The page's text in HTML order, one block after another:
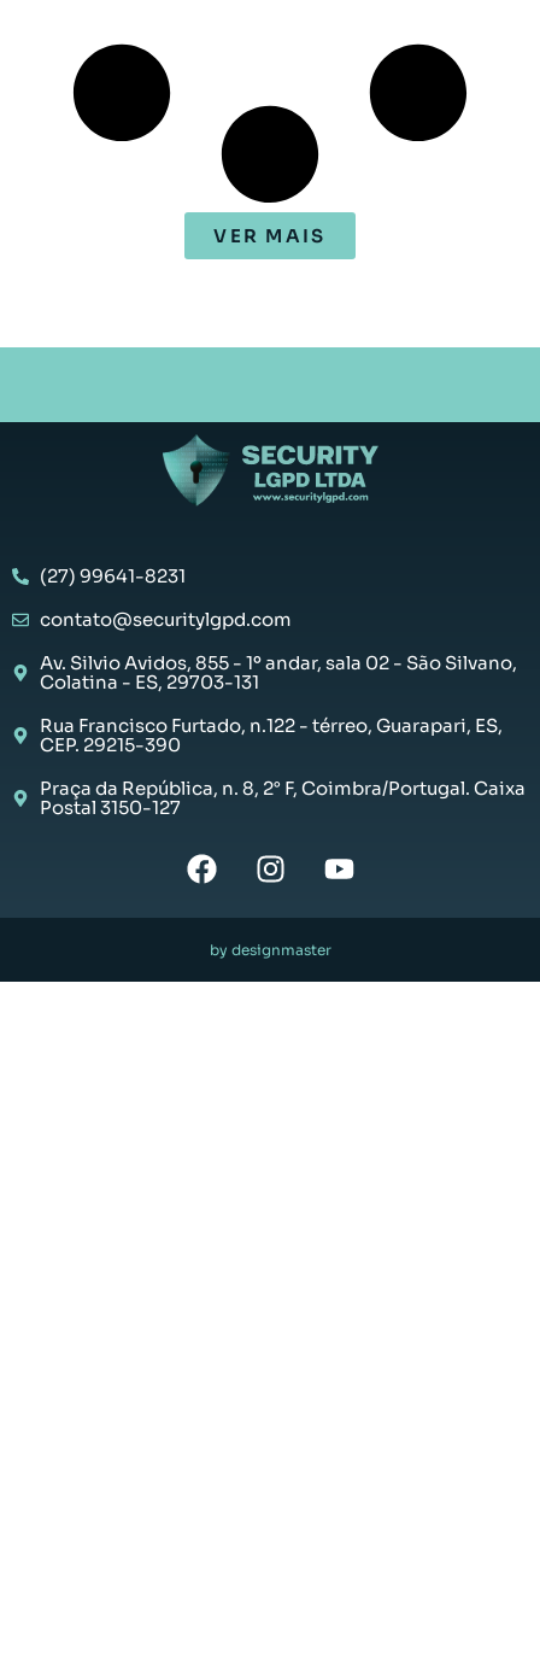
VER MAIS
(27) 99641-8231
contato@securitylgpd.com
Av. Silvio Avidos, 855 - 1º andar, sala 02 - São Silvano,
Colatina - ES, 29703-131
Rua Francisco Furtado, n.122 - térreo, Guarapari, ES,
CEP. 29215-390
Praça da República, n. 8, 2° F, Coimbra/Portugal. Caixa
Postal 3150-127
by designmaster